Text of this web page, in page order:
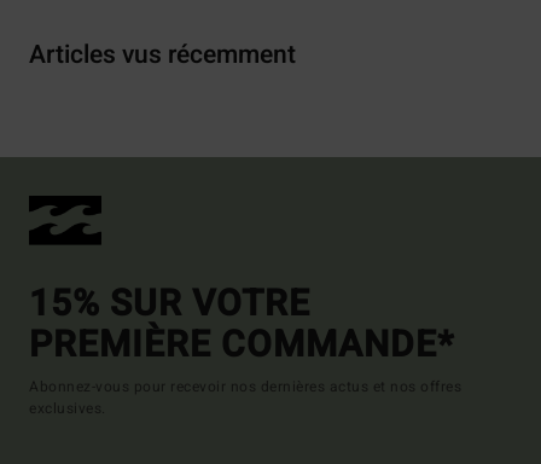
Articles vus récemment
15% SUR VOTRE
PREMIÈRE COMMANDE*
Abonnez-vous pour recevoir nos dernières actus et nos offres
exclusives.